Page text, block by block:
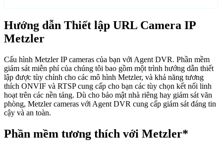
Hướng dẫn Thiết lập URL Camera IP
Metzler
Cấu hình Metzler IP cameras của bạn với Agent DVR. Phần mềm
giám sát miễn phí của chúng tôi bao gồm một trình hướng dẫn thiết
lập được tùy chỉnh cho các mô hình Metzler, và khả năng tương
thích ONVIF và RTSP cung cấp cho bạn các tùy chọn kết nối linh
hoạt trên các nền tảng. Dù cho bảo mật nhà riêng hay giám sát văn
phòng, Metzler cameras với Agent DVR cung cấp giám sát đáng tin
cậy và an toàn.
Phần mềm tương thích với Metzler*